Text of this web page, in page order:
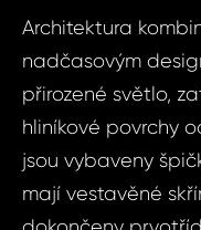
Architektura
nadčasovým
přirozené světlo,
hliníkové povrchy
jsou vybaveny
mají vestavěné